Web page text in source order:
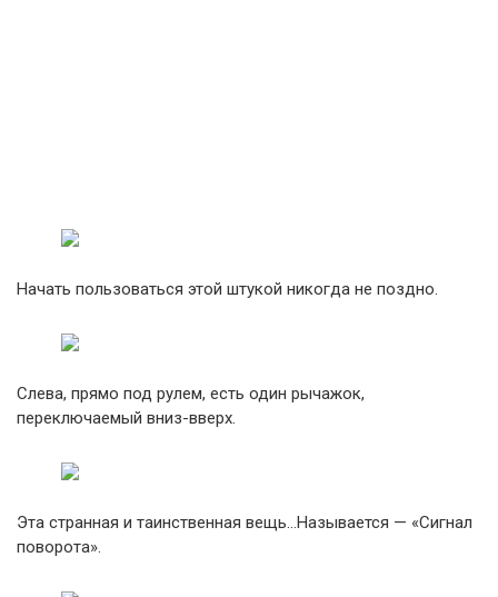
Начать пользоваться этой штукой никогда не поздно.
Слева, прямо под рулем, есть один рычажок,
переключаемый вниз-вверх.
Эта странная и таинственная вещь…Называется — «Сигнал
поворота».